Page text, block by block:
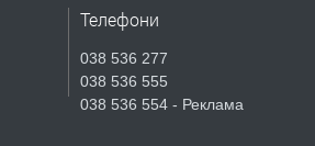
№4119 Едностаен обзаведен
Телефони
038 536 277
038 536 555
038 536 554 - Реклама